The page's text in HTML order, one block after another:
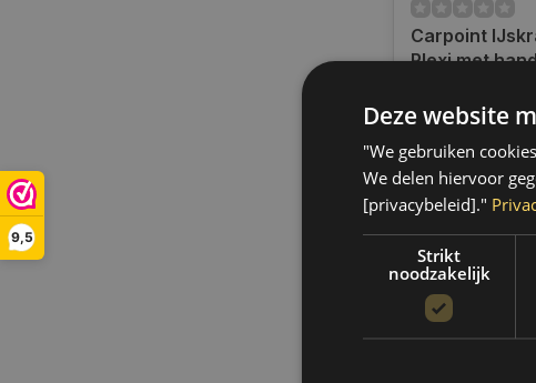
9,5
Carpoint
Plexi met
Op werkdagen
uur besteld,
verzonden.
gratis
BE)
€2,99
Vergelijk
Deze website
"We gebruiken
We delen hiervoor
[privacybeleid]."
Strikt
noodzakelijk